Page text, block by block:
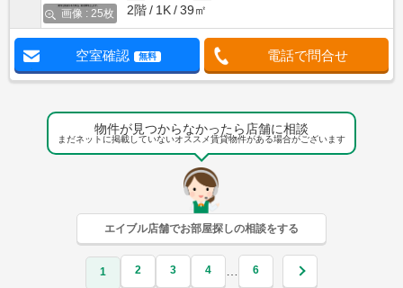
画像 : 25枚
2階
1K 39㎡
空室確認 無料 電話で問合せ
物件が見つからなかったら店舗に相談
まだネットに掲載していないオススメ賃貸物件がある場合がございます
エイブル店舗でお部屋探しの相談をする
1 2 3 4 … 6